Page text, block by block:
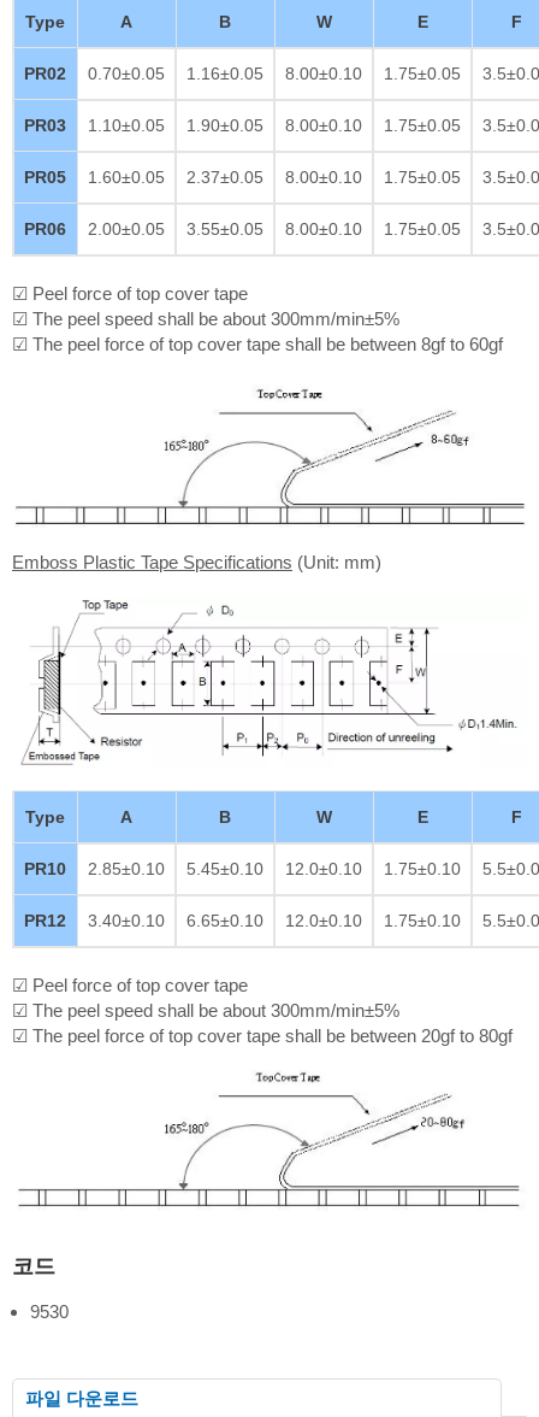
Type A B W E F
PR02 0.70±0.05 1.16±0.05 8.00±0.10 1.75±0.05
PR03 1.10±0.05 1.90±0.05 8.00±0.10 1.75±0.05
PR05 1.60±0.05 2.37±0.05 8.00±0.10 1.75±0.05
PR06 2.00±0.05 3.55±0.05 8.00±0.10 1.75±0.05
☑ Peel force of top cover tape
☑ The peel speed shall be about 300mm/min±5%
☑ The peel force of top cover tape shall be between 8gf to 60gf
Emboss Plastic Tape Specifications (Unit: mm)
Type A B W E F
PR10 2.85±0.10 5.45±0.10 12.0±0.10 1.75±0.10
PR12 3.40±0.10 6.65±0.10 12.0±0.10 1.75±0.10
☑ Peel force of top cover tape
☑ The peel speed shall be about 300mm/min±5%
☑ The peel force of top cover tape shall be between 20gf to 80gf
코드
9530
파일 다운로드